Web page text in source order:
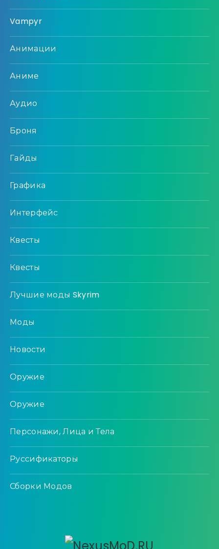
Vampyr
Анимации
Аниме
Аудио
Броня
Гайды
Графика
Интерфейс
Квесты
Квесты
Лучшие моды Skyrim
Моды
Новости
Оружие
Оружие
Персонажи, Лица и Тела
Руссификаторы
Сборки Модов